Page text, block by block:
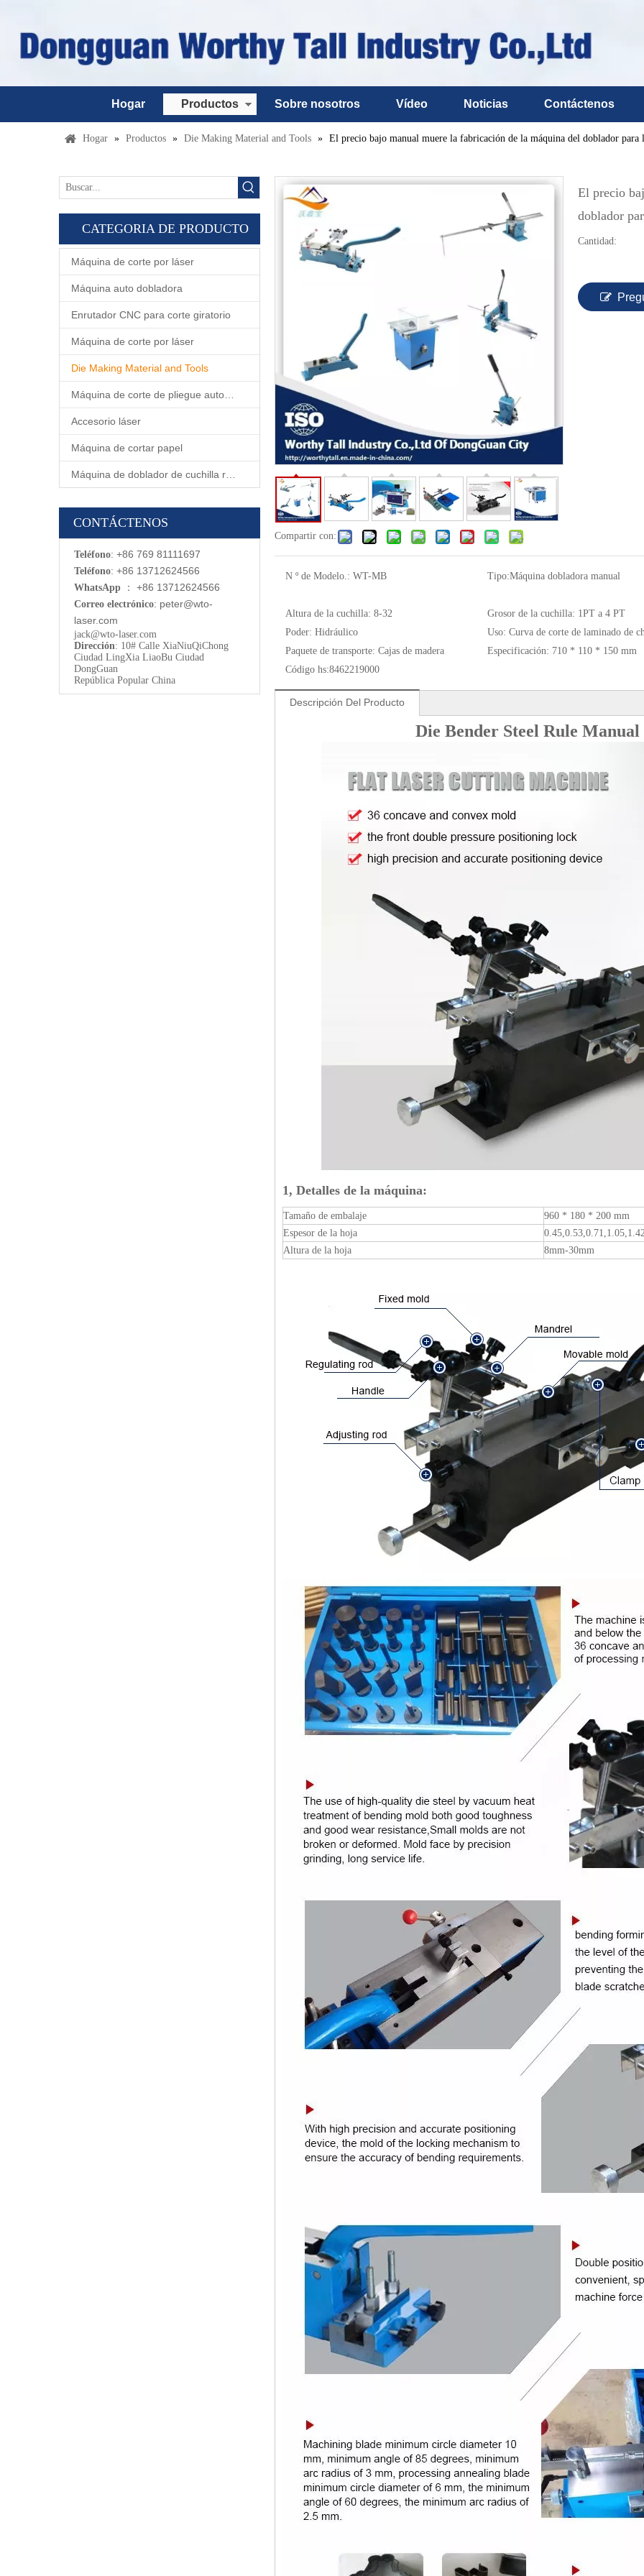
Hogar Productos Sobre nosotros Vídeo Noticias Contáctenos
Hogar » Productos » Die Making Material and Tools » El precio bajo manual muere la fabricación de la máquina del doblador para
CATEGORIA DE PRODUCTO
Máquina de corte por láser
Máquina auto dobladora
Enrutador CNC para corte giratorio
Máquina de corte por láser
Die Making Material and Tools
Accesorio láser
Máquina de cortar papel
CONTÁCTENOS
Teléfono: +86 769 81111697
Teléfono: +86 13712624566
WhatsApp ： +86 13712624566
Correo electrónico: peter@wto-
laser.com
jack@wto-laser.com
Dirección: 10# Calle XiaNiuQiChong
Ciudad LingXia LiaoBu Ciudad
DongGuan
República Popular China
Compartir con:
El precio
doblador
Cantidad:
N º de Modelo.: WT-MB Tipo:Máquina dobladora manual
Altura de la cuchilla: 8-32 Grosor de la cuchilla: 1PT a 4 PT
Poder: Hidráulico Uso: Curva de corte de laminado de
Paquete de transporte: Cajas de madera Especificación: 710 * 110 * 150 mm
Código hs:8462219000
Descripción Del Producto
Die Bender Steel Rule
1, Detalles de la máquina:
Tamaño de embalaje
960 * 180 * 200 mm
Espesor de la hoja
Altura de la hoja
8mm-30mm